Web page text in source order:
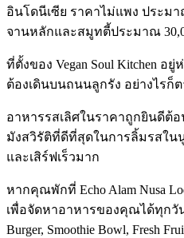
อินโดนีเซีย ราคาไม่แพง ประม
จานหลักและสมูทตี้ประมาณ
ที่ตั้งของ Vegan Soul Kitchen
ต้องเดินบนถนนลูกรัง อย่างไร
อาหารรสเลิศในราคาถูกยินดีต้
มังสวิรัติที่ดีที่สุดในการลิ้มรสใน
และเสิร์ฟเร็วมาก
หากคุณพักที่ Echo Alam Nusa
เพื่อจัดหาอาหารของคุณได้ทุกวั
Burger, Smoothie Bowl, Fresh